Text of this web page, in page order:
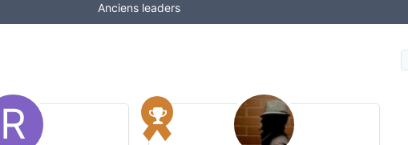
Anciens leaders